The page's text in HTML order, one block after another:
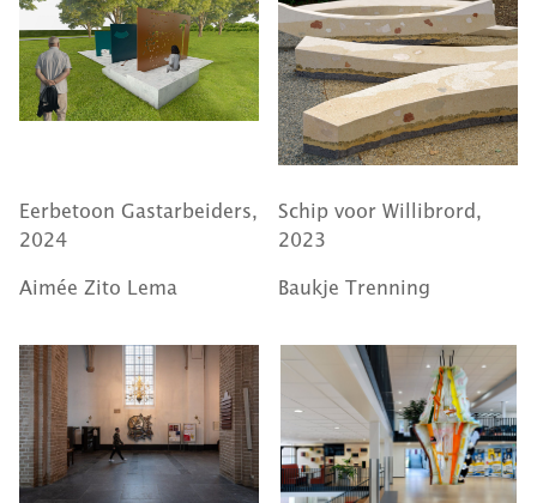
Eerbetoon Gastarbeiders,
2024
Aimée Zito Lema
Schip voor Willibrord,
2023
Baukje Trenning